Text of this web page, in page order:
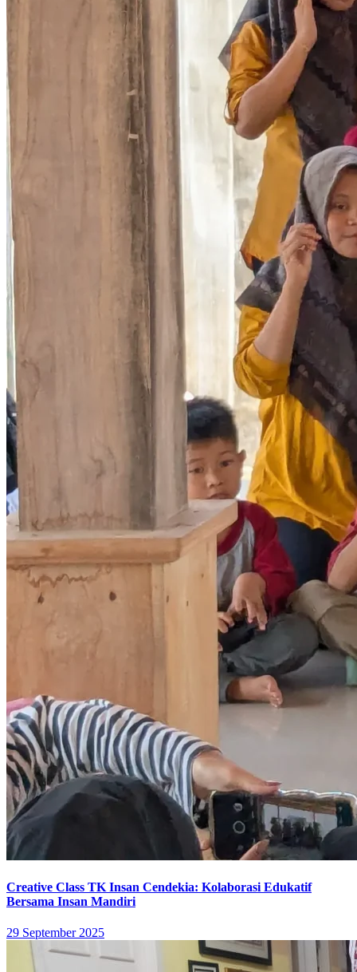
Creative Class TK Insan Cendekia: Kolaborasi Edukatif
Bersama Insan Mandiri
29 September 2025